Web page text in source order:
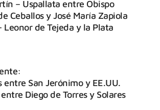
– Uspallata entre Obispo
Ceballos y José María Zapiola
Leonor de Tejeda y la Plata
entre San Jerónimo y EE.UU.
entre Diego de Torres y Solares